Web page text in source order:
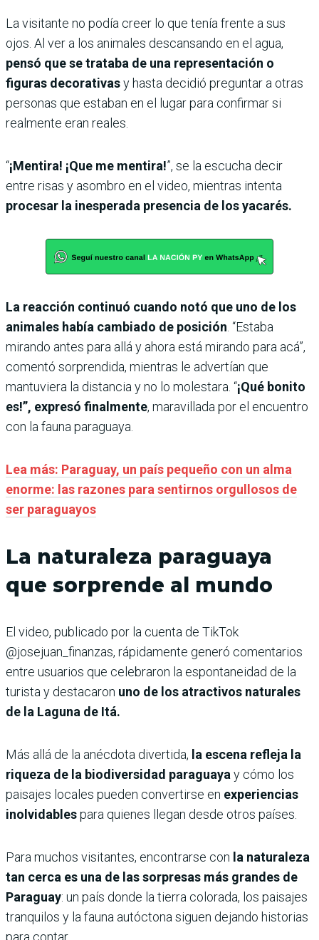
La visitante no podía creer lo que tenía frente a sus
ojos. Al ver a los animales descansando en el agua,
pensó que se trataba de una representación o
figuras decorativasy hasta decidió preguntar a otras
personas que estaban en el lugar para confirmar si
realmente eran reales.
“¡Mentira! ¡Que me mentira!”, se la escucha decir
entre risas y asombro en el video, mientras intenta
procesar la inesperada presencia de los yacarés.
La reacción continuó cuando notó que uno de los
animales había cambiado de posición . “Estaba
mirando antes para allá y ahora está mirando para acá”,
comentó sorprendida, mientras le advertían que
mantuviera la distancia y no lo molestara. “¡Qué bonito
es!”, expresó finalmente, maravillada por el encuentro
con la fauna paraguaya.
Lea más: Paraguay, un país pequeño con un alma
enorme: las razones para sentirnos orgullosos de
ser paraguayos
La naturaleza paraguaya
que sorprende al mundo
El video, publicado por la cuenta de TikTok
@josejuan_finanzas, rápidamente generó comentarios
entre usuarios que celebraron la espontaneidad de la
turista y destacaron uno de los atractivos naturales
de la Laguna de Itá.
Más allá de la anécdota divertida, la escena refleja la
riqueza de la biodiversidad paraguaya y cómo los
paisajes locales pueden convertirse en experiencias
inolvidablespara quienes llegan desde otros países.
Para muchos visitantes, encontrarse con la naturaleza
tan cerca es una de las sorpresas más grandes de
Paraguay: un país donde la tierra colorada, los paisajes
tranquilos y la fauna autóctona siguen dejando historias
para contar.